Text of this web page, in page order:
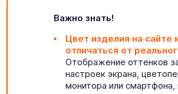
Важно знать!
Цвет изделия на сайте
отличаться от
Отображение оттенков
настроек экрана,
монитора или смартфона,